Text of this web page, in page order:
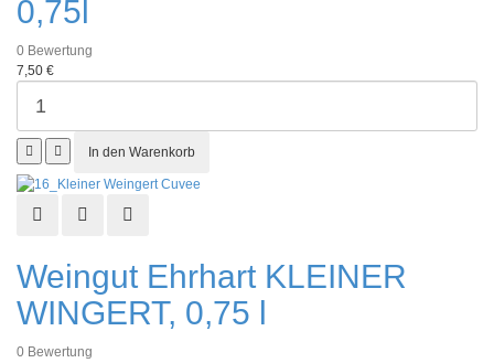
0,75l
0 Bewertung
7,50 €
SchnellansichtZur Wunschliste hinzufügen
Weingut Ehrhart KLEINER
WINGERT, 0,75 l
0 Bewertung